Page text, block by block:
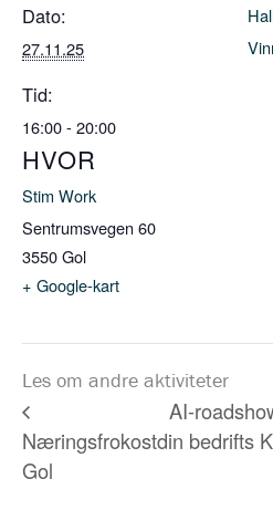
Dato:
27.11.25
Tid:
16:00 - 20:00
HVOR
Stim Work
Sentrumsvegen 60
3550Gol
+ Google-kart
Les om andre aktiviteter
Næringsfrokost
Gol
AI-
din bedrifts